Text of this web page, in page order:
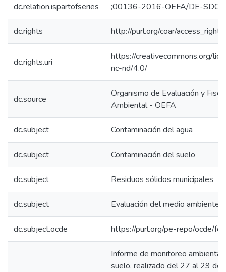
dc.relation.ispartofseries ;00136-2016-OEFA/DE-SDCA
dc.rights http://purl.org/coar/access_right/
dc.rights.uri
https://creativecommons.org/
nc-nd/4.0/
dc.source
Organismo de Evaluación y
Ambiental - OEFA
dc.subject Contaminación del agua
dc.subject Contaminación del suelo
dc.subject Residuos sólidos municipales
dc.subject Evaluación del medio ambiente
dc.subject.ocde https://purl.org/pe-repo/ocde/
Informe de monitoreo ambiental
suelo, realizado del 27 al 29 de